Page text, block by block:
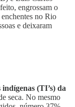
engrossam o
no Rio
e deixaram
(TI’s) da
seca. No mesmo